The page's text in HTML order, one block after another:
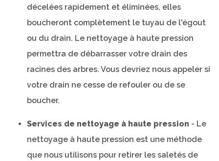
décelées rapidement et éliminées, elles
boucheront complètement le tuyau de l'égout
ou du drain. Le nettoyage à haute pression
permettra de débarrasser votre drain des
racines des arbres. Vous devriez nous appeler si
votre drain ne cesse de refouler ou de se
boucher.
Services de nettoyage à haute pression - Le
nettoyage à haute pression est une méthode
que nous utilisons pour retirer les saletés de